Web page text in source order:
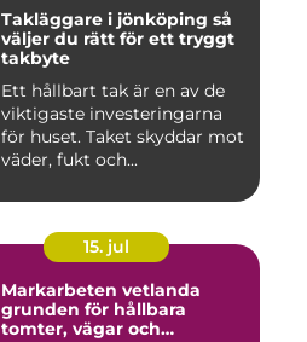
Takläggare i jönköping så
väljer du rätt för ett tryggt
takbyte
Ett hållbart tak är en av de
viktigaste investeringarna
för huset. Taket skyddar mot
väder, fukt och...
15. jul
Markarbeten vetlanda
grunden för hållbara
tomter, vägar och